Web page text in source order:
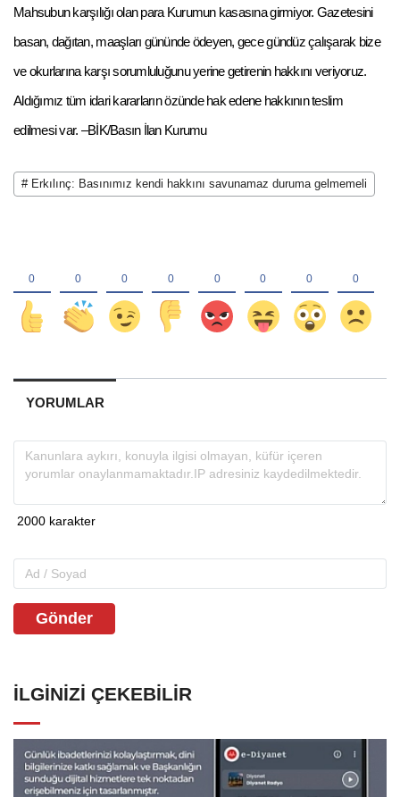
Mahsubun karşılığı olan para Kurumun kasasına girmiyor. Gazetesini
basan, dağıtan, maaşları gününde ödeyen, gece gündüz çalışarak bize
ve okurlarına karşı sorumluluğunu yerine getirenin hakkını veriyoruz.
Aldığımız tüm idari kararların özünde hak edene hakkının teslim
edilmesi var. –BİK/Basın İlan Kurumu
# Erkılınç: Basınımız kendi hakkını savunamaz duruma gelmemeli
YORUMLAR
Gönder
İLGINIZI ÇEKEBILIR